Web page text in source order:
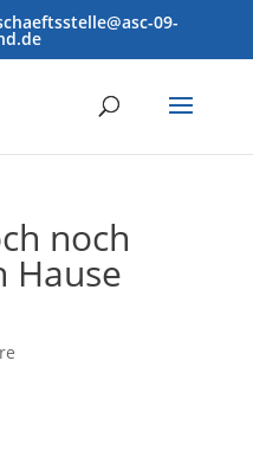
09-
noch
Hause